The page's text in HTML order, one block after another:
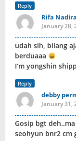
Reply
Rifa
January 28,
udah sih, bilang
berduaaa
I’m yongshin
Reply
debby
January 31,
Gosip bgt
seohyun bnr2 cm